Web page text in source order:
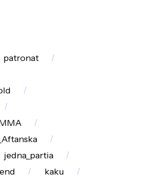
patronat
jedna_partia
kaku